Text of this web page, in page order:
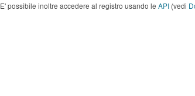
E' possibile inoltre accedere al registro usando le API (vedi